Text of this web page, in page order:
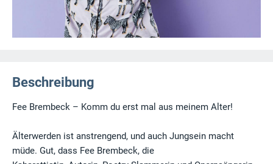
Beschreibung
Fee Brembeck – Komm du erst mal aus meinem Alter!
Älterwerden ist anstrengend, und auch Jungsein macht
müde. Gut, dass Fee Brembeck, die